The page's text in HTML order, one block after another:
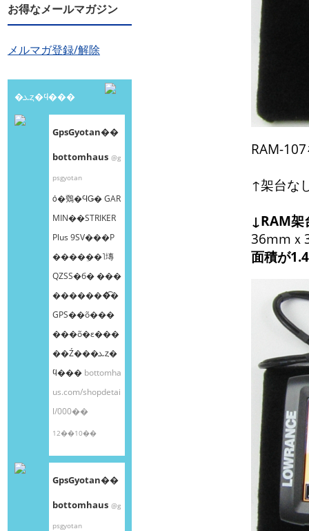
お得なメールマガジン
メルマガ登録/解除
�ܥȥ�ϥ���
GpsGyotan��
bottomhaus @g
psgyotan
ȯ�䳫�ϤǤ� GAR
MIN��STRIKER
Plus 9SV���Ρ
����ܸ��˥塼
QZSS�б� ���
�������͡�
GPS��õ���
���õ�ε���
��Ź���ܥȥ�
ϥ��� bottomha
us.com/shopdetai
l/000��
12��10��
GpsGyotan��
bottomhaus @g
psgyotan
RAM-
↑架台な
↓RAM架
36mmｘ
面積が